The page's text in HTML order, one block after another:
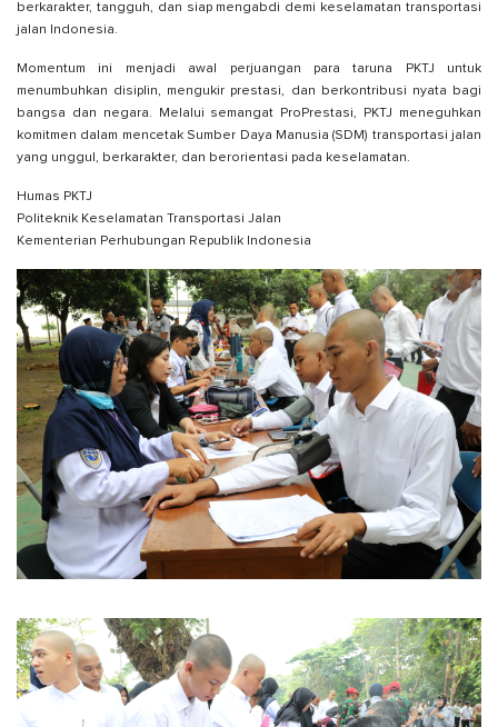
berkarakter, tangguh, dan siap mengabdi demi keselamatan transportasi
jalan Indonesia.
Momentum ini menjadi awal perjuangan para taruna PKTJ untuk
menumbuhkan disiplin, mengukir prestasi, dan berkontribusi nyata bagi
bangsa dan negara. Melalui semangat ProPrestasi, PKTJ meneguhkan
komitmen dalam mencetak Sumber Daya Manusia (SDM) transportasi jalan
yang unggul, berkarakter, dan berorientasi pada keselamatan.
Humas PKTJ
Politeknik Keselamatan Transportasi Jalan
Kementerian Perhubungan Republik Indonesia